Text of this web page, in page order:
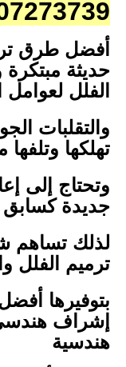
أفضل طرق
حديثة
الفلل لعوامل
والتقلبات
تهلكها
وتحتاج إلى
جديدة كسابق
لذلك تساهم
ترميم الفلل
بتوفيرها
إشراف
هندسية